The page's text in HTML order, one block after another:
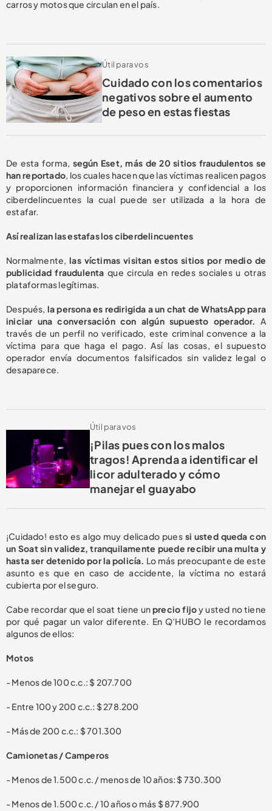
carros y motos que circulan en el país.
Útil para vos
Cuidado con los comentarios
negativos sobre el aumento
de peso en estas fiestas
De esta forma, según Eset, más de 20 sitios fraudulentos se
han reportado, los cuales hacen que las víctimas realicen pagos
y proporcionen información financiera y confidencial a los
ciberdelincuentes la cual puede ser utilizada a la hora de
estafar.
Así realizan las estafas los ciberdelincuentes
Normalmente,las víctimas visitan estos sitios por medio de
publicidad fraudulenta que circula en redes sociales u otras
plataformas legítimas.
Después, la persona es redirigida a un chat de WhatsApp para
iniciar una conversación con algún supuesto operador. A
través de un perfil no verificado, este criminal convence a la
víctima para que haga el pago. Así las cosas, el supuesto
operador envía documentos falsificados sin validez legal o
desaparece.
Útil para vos
¡Pilas pues con los malos
tragos! Aprenda a identificar el
licor adulterado y cómo
manejar el guayabo
¡Cuidado! esto es algo muy delicado pues si usted queda con
un Soat sin validez, tranquilamente puede recibir una multa y
hasta ser detenido por la policía. Lo más preocupante de este
asunto es que en caso de accidente, la víctima no estará
cubierta por el seguro.
Cabe recordar que el soat tiene unprecio fijoy usted no tiene
por qué pagar un valor diferente. En Q’HUBO le recordamos
algunos de ellos:
Motos
- Menos de 100 c.c.: $ 207.700
- Entre 100 y 200 c.c.: $ 278.200
- Más de 200 c.c.: $ 701.300
Camionetas / Camperos
- Menos de 1.500 c.c. / menos de 10 años: $ 730.300
- Menos de 1.500 c.c. / 10 años o más $ 877.900